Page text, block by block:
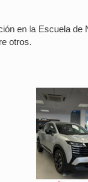
en la Escuela
otros.